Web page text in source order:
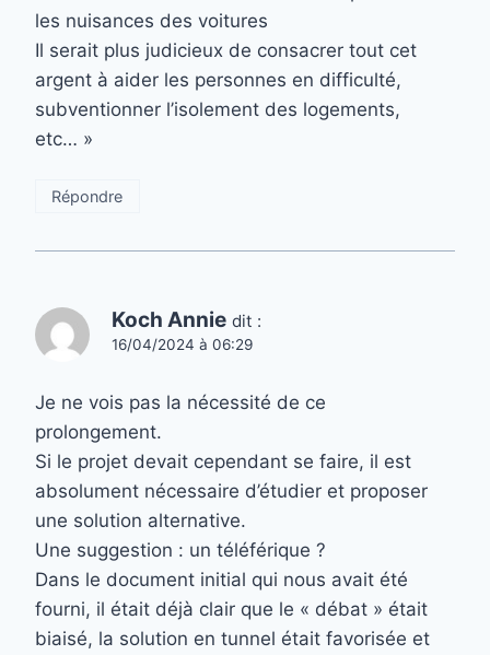
les nuisances des voitures
Il serait plus judicieux de consacrer tout cet
argent à aider les personnes en difficulté,
subventionner l’isolement des logements,
etc… »
Répondre
Koch Annie dit :
16/04/2024 à 06:29
Je ne vois pas la nécessité de ce
prolongement.
Si le projet devait cependant se faire, il est
absolument nécessaire d’étudier et proposer
une solution alternative.
Une suggestion : un téléférique ?
Dans le document initial qui nous avait été
fourni, il était déjà clair que le « débat » était
biaisé, la solution en tunnel était favorisée et